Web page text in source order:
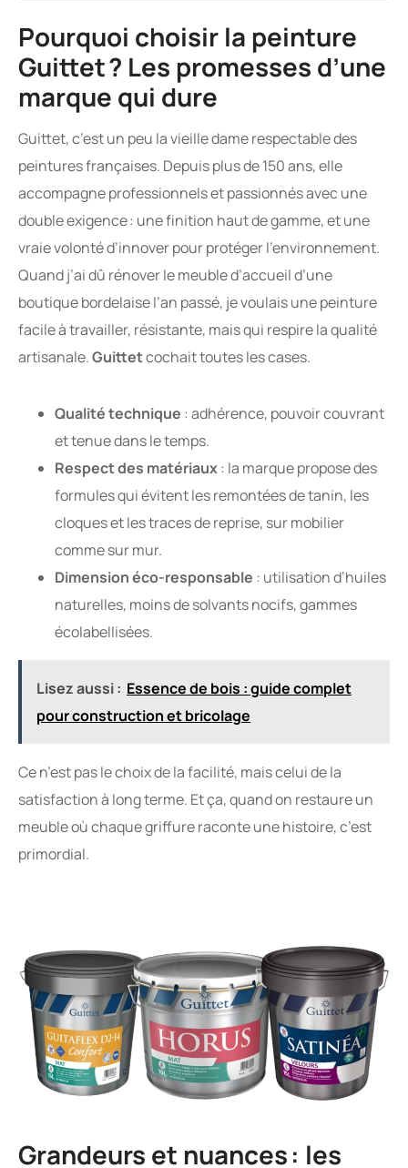
Pourquoi choisir la peinture
Guittet ? Les promesses d’une
marque qui dure
Guittet, c’est un peu la vieille dame respectable des
peintures françaises. Depuis plus de 150 ans, elle
accompagne professionnels et passionnés avec une
double exigence : une finition haut de gamme, et une
vraie volonté d’innover pour protéger l’environnement.
Quand j’ai dû rénover le meuble d’accueil d’une
boutique bordelaise l’an passé, je voulais une peinture
facile à travailler, résistante, mais qui respire la qualité
artisanale.Guittetcochait toutes les cases.
Qualité technique : adhérence, pouvoir couvrant
et tenue dans le temps.
Respect des matériaux: la marque propose des
formules qui évitent les remontées de tanin, les
cloques et les traces de reprise, sur mobilier
comme sur mur.
Dimension éco-responsable : utilisation d’huiles
naturelles, moins de solvants nocifs, gammes
écolabellisées.
Lisez aussi : Essence de bois : guide complet
pour construction et bricolage
Ce n’est pas le choix de la facilité, mais celui de la
satisfaction à long terme. Et ça, quand on restaure un
meuble où chaque griffure raconte une histoire, c’est
primordial.
Grandeurs et nuances : les